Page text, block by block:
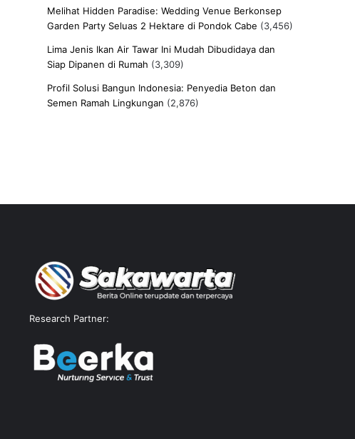
Melihat Hidden Paradise: Wedding Venue Berkonsep
Garden Party Seluas 2 Hektare di Pondok Cabe (3,456)
Lima Jenis Ikan Air Tawar Ini Mudah Dibudidaya dan
Siap Dipanen di Rumah (3,309)
Profil Solusi Bangun Indonesia: Penyedia Beton dan
Semen Ramah Lingkungan (2,876)
Research Partner: